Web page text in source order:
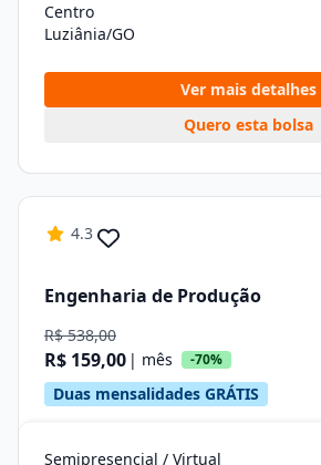
Centro
Luziânia/GO
Ver mais detalhes
Quero esta bolsa
4.3
Engenharia de Produção
R$ 538,00
R$ 159,00 | mês -70%
Duas mensalidades GRÁTIS
Semipresencial / Virtual